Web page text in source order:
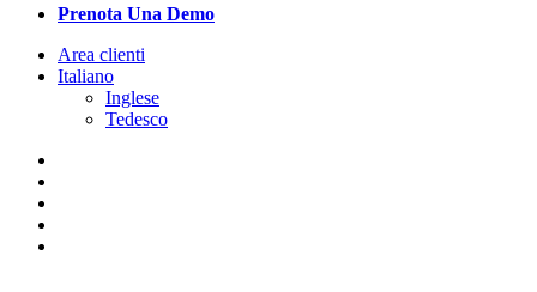
Prenota Una Demo
Area clienti
Italiano
Inglese
Tedesco